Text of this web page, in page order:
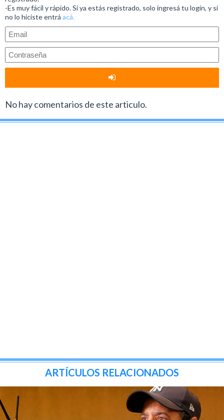
-Es muy fácil y rápido. Si ya estás registrado, solo ingresá tu login, y si
no lo hiciste entrá acá.
No hay comentarios de este articulo.
ARTÍCULOS RELACIONADOS